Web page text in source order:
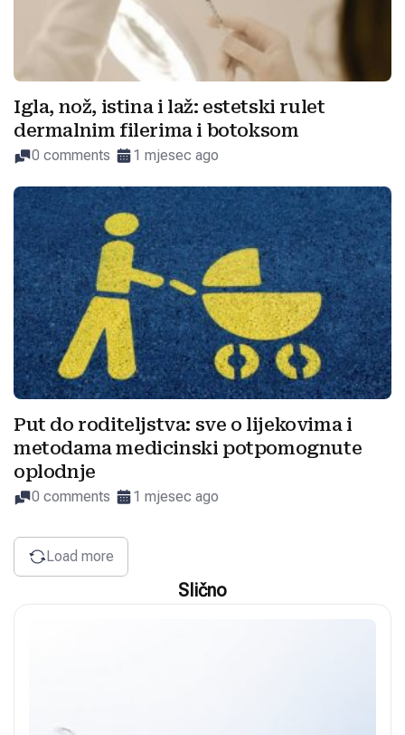
Igla, nož, istina i laž: estetski rulet
dermalnim filerima i botoksom
0 comments 1 mjesec ago
Put do roditeljstva: sve o lijekovima i
metodama medicinski potpomognute
oplodnje
0 comments 1 mjesec ago
Load more
Slično